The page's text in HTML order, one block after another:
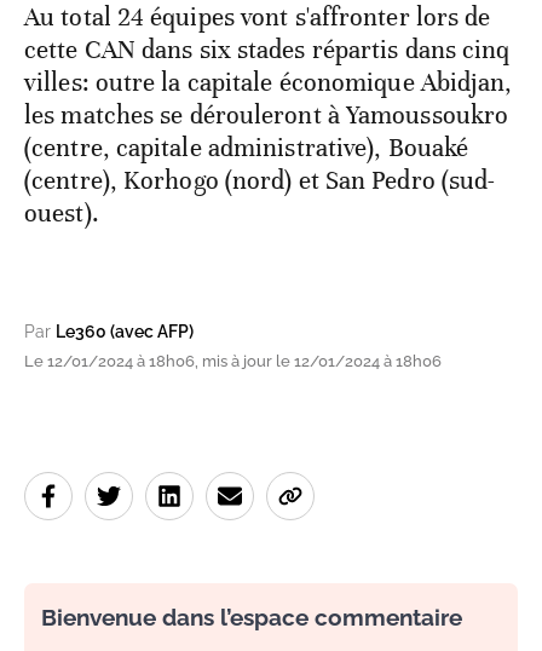
Au total 24 équipes vont s'affronter lors de
cette CAN dans six stades répartis dans cinq
villes: outre la capitale économique Abidjan,
les matches se dérouleront à Yamoussoukro
(centre, capitale administrative), Bouaké
(centre), Korhogo (nord) et San Pedro (sud-
ouest).
Par Le360 (avec AFP)
Le 12/01/2024 à 18h06, mis à jour le 12/01/2024 à 18h06
Bienvenue dans l’espace commentaire